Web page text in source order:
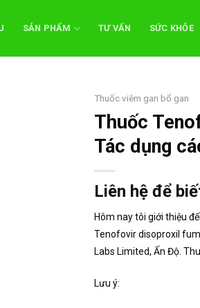
SẢN PHẨM TƯ VẤN SỨC KHỎE
Thuốc viêm gan bổ gan
Thuốc
Tác dụng
Liên hệ để
Hôm nay tôi giới thiệu
Tenofovir disoproxil
Labs Limited, Ấn Độ.
Lưu ý: